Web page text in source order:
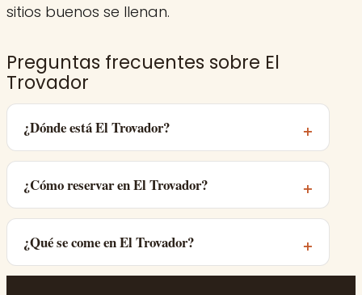
sitios buenos se llenan.
Preguntas frecuentes sobre El
Trovador
¿Dónde está El Trovador?
¿Cómo reservar en El Trovador?
¿Qué se come en El Trovador?